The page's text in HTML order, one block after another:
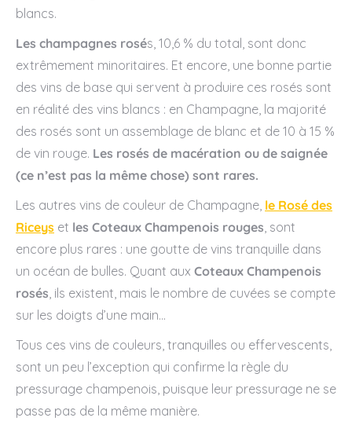
blancs.
Les champagnes rosés, 10,6 % du total, sont donc
extrêmement minoritaires. Et encore, une bonne partie
des vins de base qui servent à produire ces rosés sont
en réalité des vins blancs : en Champagne, la majorité
des rosés sont un assemblage de blanc et de 10 à 15 %
de vin rouge. Les rosés de macération ou de saignée
(ce n’est pas la même chose) sont rares.
Les autres vins de couleur de Champagne, le Rosé des
Riceys et les Coteaux Champenois rouges, sont
encore plus rares : une goutte de vins tranquille dans
un océan de bulles. Quant aux Coteaux Champenois
rosés, ils existent, mais le nombre de cuvées se compte
sur les doigts d’une main…
Tous ces vins de couleurs, tranquilles ou effervescents,
sont un peu l’exception qui confirme la règle du
pressurage champenois, puisque leur pressurage ne se
passe pas de la même manière.